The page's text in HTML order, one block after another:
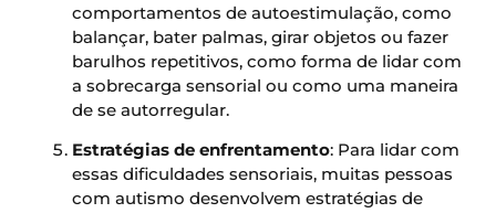
comportamentos de autoestimulação, como
balançar, bater palmas, girar objetos ou fazer
barulhos repetitivos, como forma de lidar com
a sobrecarga sensorial ou como uma maneira
de se autorregular.
Estratégias de enfrentamento: Para lidar com
essas dificuldades sensoriais, muitas pessoas
com autismo desenvolvem estratégias de